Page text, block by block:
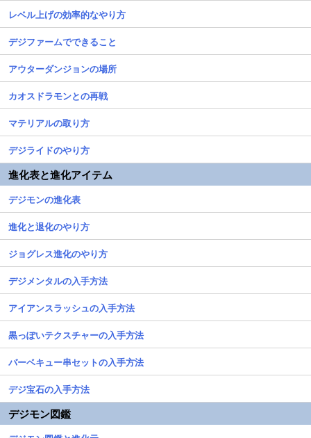
レベル上げの効率的なやり方
デジファームでできること
アウターダンジョンの場所
カオスドラモンとの再戦
マテリアルの取り方
デジライドのやり方
進化表と進化アイテム
デジモンの進化表
進化と退化のやり方
ジョグレス進化のやり方
デジメンタルの入手方法
アイアンスラッシュの入手方法
黒っぽいテクスチャーの入手方法
バーベキュー串セットの入手方法
デジ宝石の入手方法
デジモン図鑑